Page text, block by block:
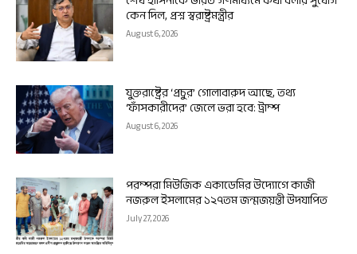
কেন দিল, প্রশ্ন স্বরাষ্ট্রমন্ত্রীর
August 6, 2026
যুক্তরাষ্ট্রের ‘প্রচুর’ গোলাবারুদ আছে, তথ্য
‘ফাঁসকারীদের’ জেলে ভরা হবে: ট্রাম্প
August 6, 2026
পরম্পরা মিউজিক একাডেমির উদ্যোগে কাজী
নজরুল ইসলামের ১২৭তম জন্মজয়ন্তী উদযাপিত
July 27, 2026